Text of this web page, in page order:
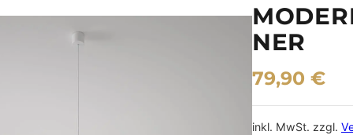
NER
79,90 €
inkl. MwSt. zzgl.